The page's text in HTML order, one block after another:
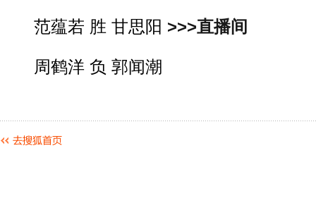
范蕴若 胜 甘思阳 >>>直播间
周鹤洋 负 郭闻潮